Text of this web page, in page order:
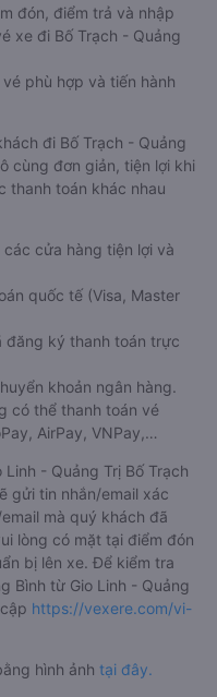
đón, điểm trả và nhập
xe đi Bố Trạch - Quảng
phù hợp và tiến hành
đi Bố Trạch - Quảng
cùng đơn giản, tiện lợi khi
thanh toán khác nhau
cửa hàng tiện lợi và
quốc tế (Visa, Master
đăng ký thanh toán trực
khoản ngân hàng.
có thể thanh toán vé
AirPay, VNPay,…
- Quảng Trị Bố Trạch
gửi tin nhắn/email xác
mà quý khách đã
lòng có mặt tại điểm đón
bị lên xe. Để kiểm tra
Bình từ Gio Linh - Quảng
https://vexere.com/vi-
hình ảnh tại đây.